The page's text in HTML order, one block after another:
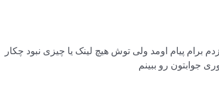
برام پیام اومد ولی توش هیچ لینک یا چیزی نبود چکار
جوابتون رو ببینم